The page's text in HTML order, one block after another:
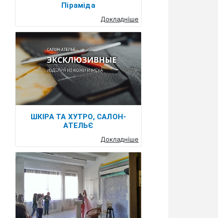
Піраміда
Докладніше
ШКIРА ТА ХУТРО, САЛОН-
АТЕЛЬЄ
Докладніше